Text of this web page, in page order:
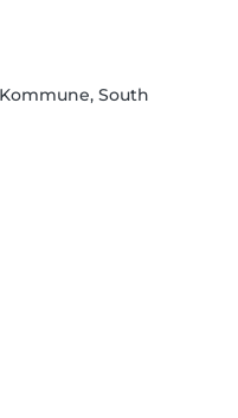
South